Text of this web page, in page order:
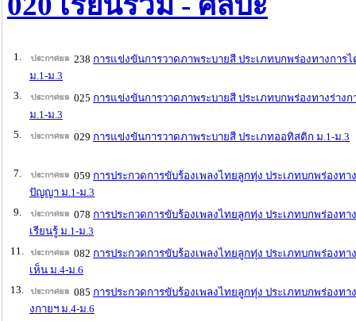
1. 238 การแข่งขันการวาดภาพระบายสี ประเภทบกพร่องทางการ
ม.1-ม.3
3.
025 การแข่งขันการวาดภาพระบายสี ประเภทบกพร่องทางร่างก
ม.1-ม.3
5.
029 การแข่งขันการวาดภาพระบายสี ประเภทออทิสติก ม.1-ม.3
7. 059 การประกวดการขับร้องเพลงไทยลูกทุ่ง ประเภทบกพร่องทา
ปัญญา ม.1-ม.3
9.
078 การประกวดการขับร้องเพลงไทยลูกทุ่ง ประเภทบกพร่องทา
เรียนรู้ ม.1-ม.3
11.
082 การประกวดการขับร้องเพลงไทยลูกทุ่ง ประเภทบกพร่องทา
เห็น ม.4-ม.6
13.
085 การประกวดการขับร้องเพลงไทยลูกทุ่ง ประเภทบกพร่องทา
งกายฯ ม.4-ม.6